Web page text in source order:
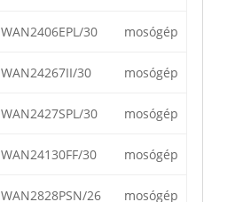
WAN2406EPL/30 mosógép
WAN24267II/30 mosógép
WAN2427SPL/30 mosógép
WAN24130FF/30 mosógép
WAN2828PSN/26 mosógép